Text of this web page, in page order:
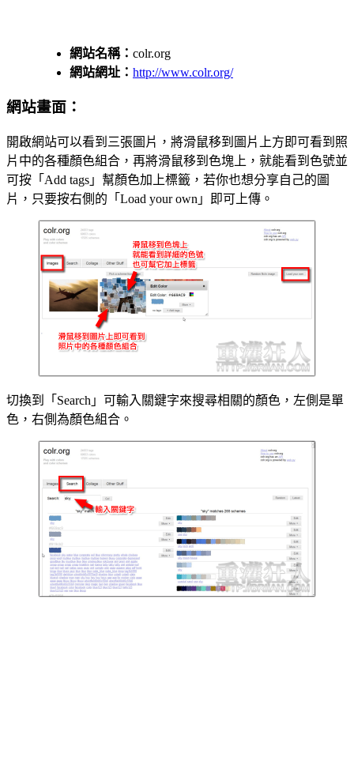
網站名稱： colr.org
網站網址： http://www.colr.org/
網站畫面：
開啟網站可以看到三張圖片，將滑鼠移到圖片上方即可看到照
片中的各種顏色組合，再將滑鼠移到色塊上，就能看到色號並
可按「Add tags」幫顏色加上標籤，若你也想分享自己的圖
片，只要按右側的「Load your own」即可上傳。
切換到「Search」可輸入關鍵字來搜尋相關的顏色，左側是單
色，右側為顏色組合。